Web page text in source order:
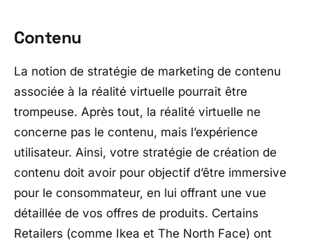
Contenu
La notion de stratégie de marketing de contenu
associée à la réalité virtuelle pourrait être
trompeuse. Après tout, la réalité virtuelle ne
concerne pas le contenu, mais l’expérience
utilisateur. Ainsi, votre stratégie de création de
contenu doit avoir pour objectif d’être immersive
pour le consommateur, en lui offrant une vue
détaillée de vos offres de produits. Certains
Retailers (comme Ikea et The North Face) ont